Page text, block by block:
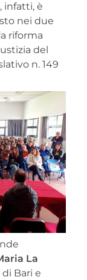
infatti, è
nei due
riforma
del
n. 149
La
Bari e